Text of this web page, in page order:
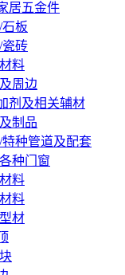
居五金件
板
瓷砖
料
周边
剂及相关辅材
制品
种管道及配套
种门窗
料
料
材